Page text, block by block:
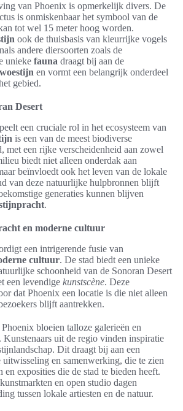
van Phoenix is opmerkelijk divers. De
is onmiskenbaar het symbool van de
tot wel 15 meter hoog worden.
ook de thuisbasis van kleurrijke vogels
andere diersoorten zoals de
unieke fauna draagt bij aan de
woestijn en vormt een belangrijk onderdeel
gebied.
Desert
een cruciale rol in het ecosysteem van
is een van de meest biodiverse
met een rijke verscheidenheid aan zowel
biedt niet alleen onderdak aan
beïnvloedt ook het leven van de lokale
van deze natuurlijke hulpbronnen blijft
generaties kunnen blijven
.
en moderne cultuur
een intrigerende fusie van
cultuur. De stad biedt een unieke
schoonheid van de Sonoran Desert
een levendige kunstscène. Deze
dat Phoenix een locatie is die niet alleen
blijft aantrekken.
bloeien talloze galerieën en
uit de regio vinden inspiratie
Dit draagt bij aan een
en samenwerking, die te zien
en exposities die de stad te bieden heeft.
en open studio dagen
tussen lokale artiesten en de natuur.